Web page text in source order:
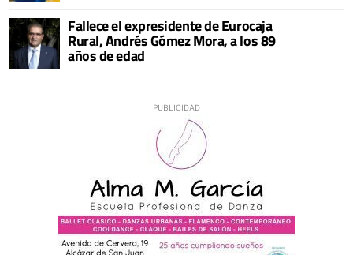
Fallece el expresidente de Eurocaja
Rural, Andrés Gómez Mora, a los 89
años de edad